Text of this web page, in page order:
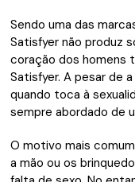
Sendo uma das
Satisfyer não produz
coração dos homens
Satisfyer. A pesar de
quando toca à
sempre abordado de
O motivo mais
a mão ou os